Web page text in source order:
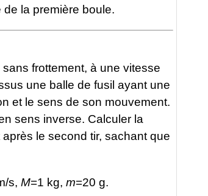
la première boule.
sans frottement, à une vitesse
une balle de fusil ayant une
et le sens de son mouvement.
sens inverse. Calculer la
le second tir, sachant que
s, M=1 kg, m=20 g.